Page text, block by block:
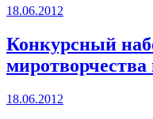
18.06.2012
Конкурсный
18.06.2012